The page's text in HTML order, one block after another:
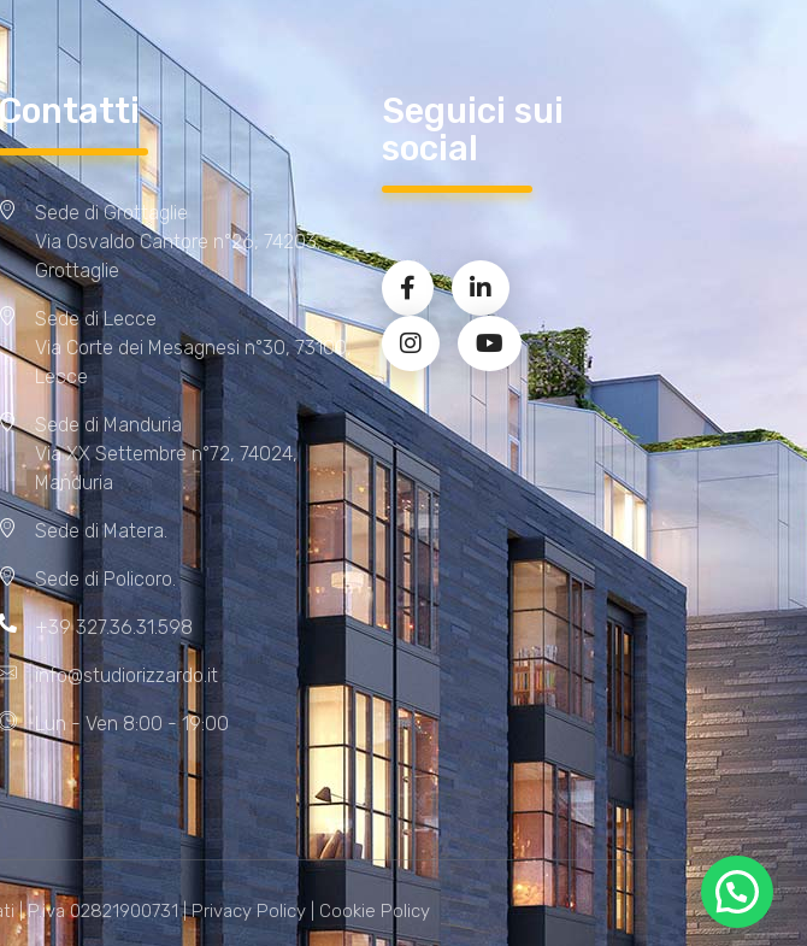
Sede di Grottaglie
Via Osvaldo Cantore n°26, 74203,
Grottaglie
Sede di Lecce
Via Corte dei Mesagnesi n°30, 73100,
Lecce
Sede di Manduria
Via XX Settembre n°72, 74024,
Manduria
Sede di Matera.
Sede di Policoro.
+39 327.36.31.598
info@studiorizzardo.it
Lun - Ven 8:00 - 19:00
Seguici sui
social
| P.iva 02821900731 |Privacy Policy Cookie Policy